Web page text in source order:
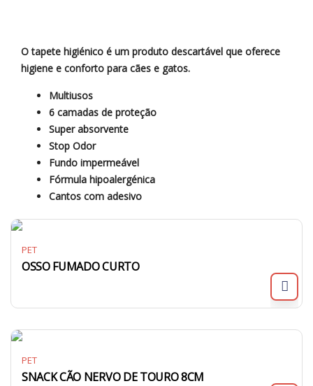
O tapete higiénico é um produto descartável que oferece
higiene e conforto para cães e gatos.
Multiusos
6 camadas de proteção
Super absorvente
Stop Odor
Fundo impermeável
Fórmula hipoalergénica
Cantos com adesivo
PET
OSSO FUMADO CURTO
PET
SNACK CÃO NERVO DE TOURO 8CM